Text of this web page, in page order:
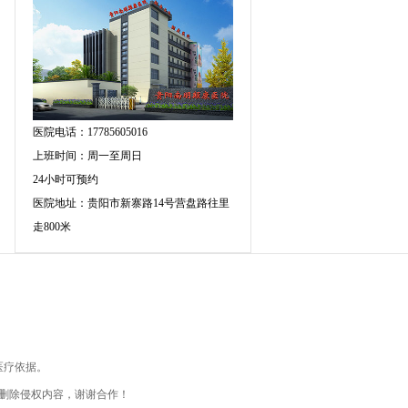
医院电话：17785605016
上班时间：周一至周日
24小时可预约
医院地址：贵阳市新寨路14号营盘路往里
走800米
依据。
除侵权内容，谢谢合作！